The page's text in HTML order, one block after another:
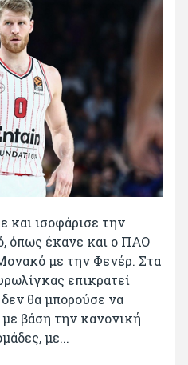
και ισοφάρισε την
όπως έκανε και ο ΠΑΟ
με την Φενέρ. Στα
επικρατεί
θα μπορούσε να
με βάση την κανονική
με...